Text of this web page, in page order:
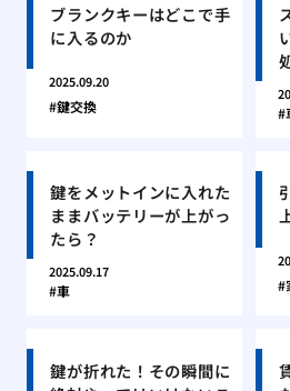
ブランクキーはどこで手
に入るのか
2025.09.20
鍵交換
鍵をメットインに入れた
ままバッテリーが上がっ
たら？
2025.09.17
車
鍵が折れた！その瞬間に